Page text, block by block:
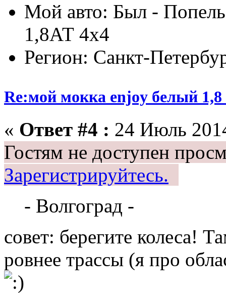
Мой авто: Был -
1,8АТ 4х4
Регион: Санкт-
Re:мой мокка enjoy белый
« Ответ #4 : 24 Июль
Гостям не доступен
Зарегистрируйтесь.
- Волгоград -
совет: берегите колеса!
ровнее трассы (я про